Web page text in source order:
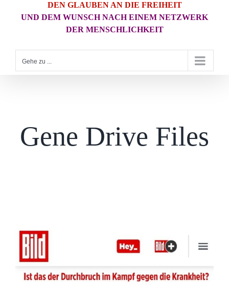
DEN GLAUBEN AN DIE FREIHEIT
UND DEM WUNSCH NACH EINEM NETZWERK
DER MENSCHLICHKEIT
Gehe zu ...
Gene Drive Files